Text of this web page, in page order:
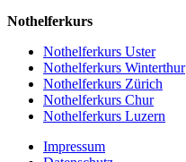
Nothelferkurs
Nothelferkurs Uster
Nothelferkurs Winterthur
Nothelferkurs Zürich
Nothelferkurs Chur
Nothelferkurs Luzern
Impressum